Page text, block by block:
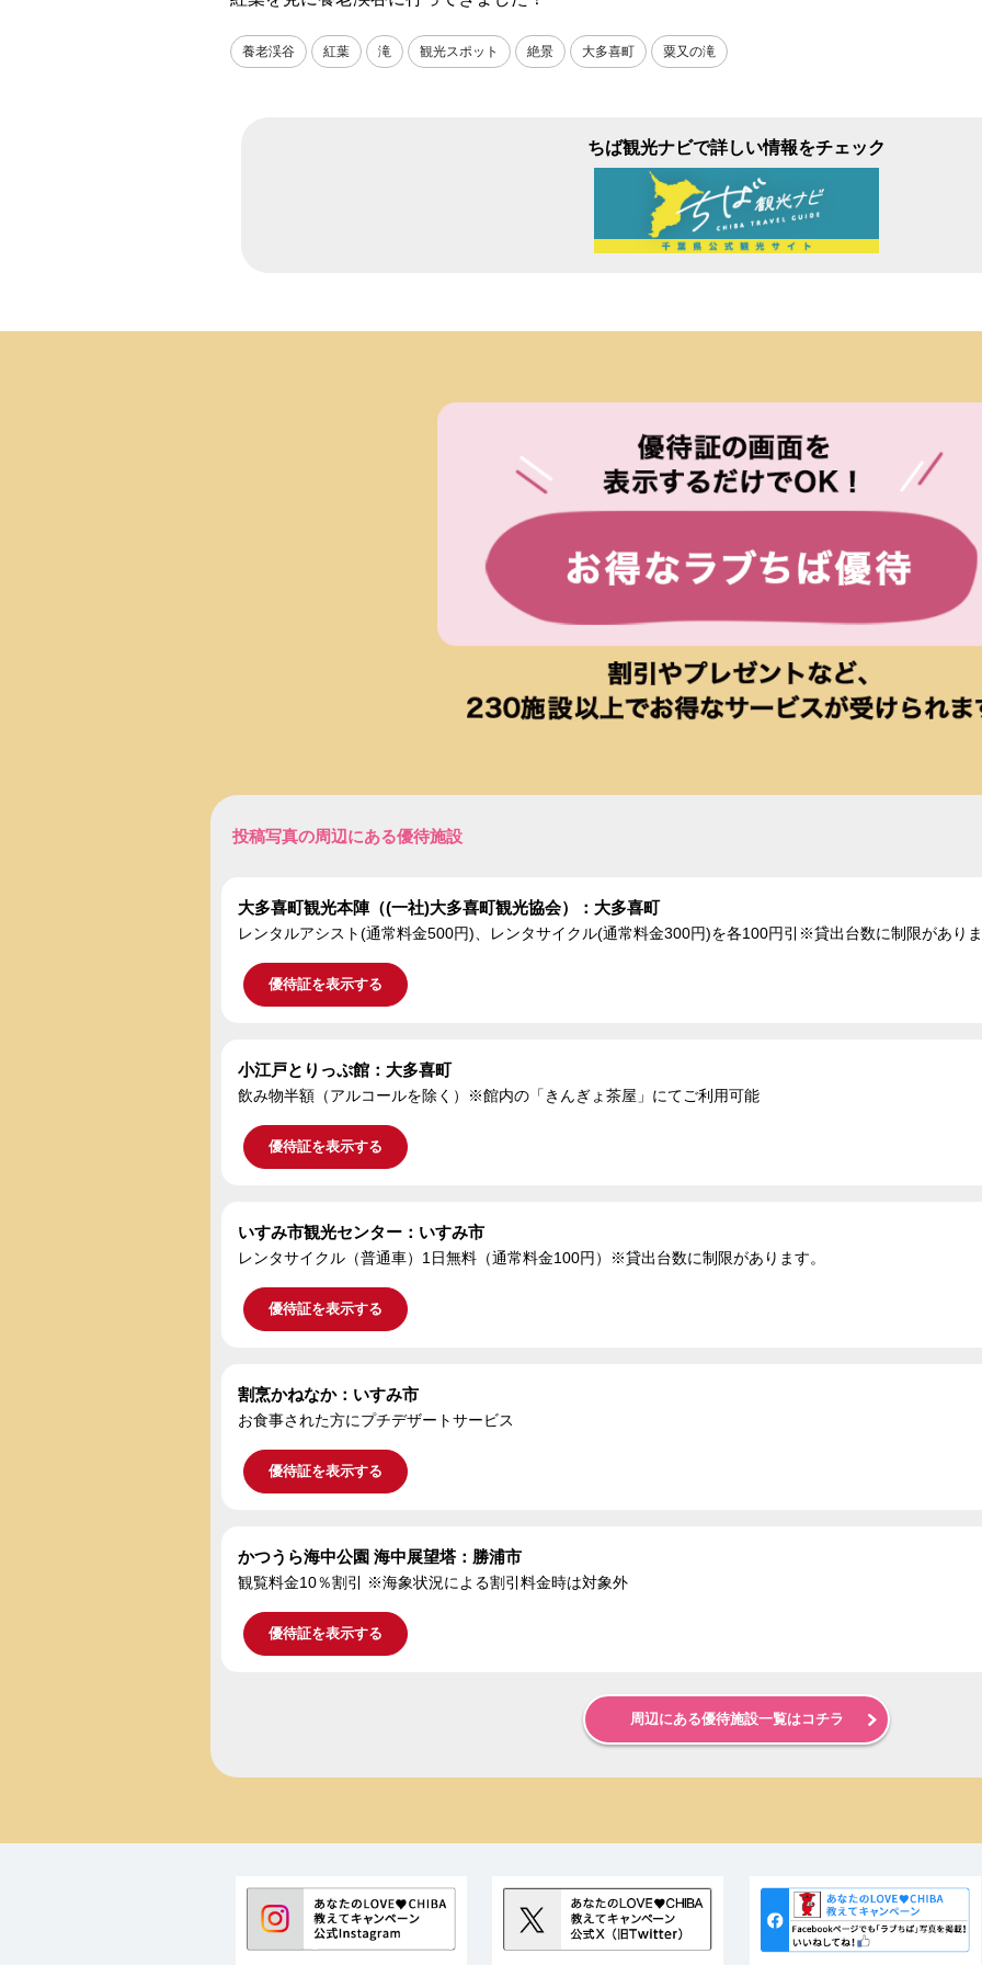
養老渓谷 紅葉 滝 観光スポット 絶景 大多喜町 粟又の滝
ちば観光ナビで詳しい情報をチェック
投稿写真の周辺にある優待施設
大多喜町観光本陣（(一社)大多喜町観光協会）：大多喜町
レンタルアシスト(通常料金500円)、レンタサイクル(通常料金300円)を各100円引※貸出台数に制限があり
優待証を表示する
小江戸とりっぷ館：大多喜町
飲み物半額（アルコールを除く）※館内の「きんぎょ茶屋」にてご利用可能
優待証を表示する
いすみ市観光センター：いすみ市
レンタサイクル（普通車）1日無料（通常料金100円）※貸出台数に制限があります。
優待証を表示する
割烹かねなか：いすみ市
お食事された方にプチデザートサービス
優待証を表示する
かつうら海中公園 海中展望塔：勝浦市
観覧料金10％割引 ※海象状況による割引料金時は対象外
優待証を表示する
周辺にある優待施設一覧はコチラ